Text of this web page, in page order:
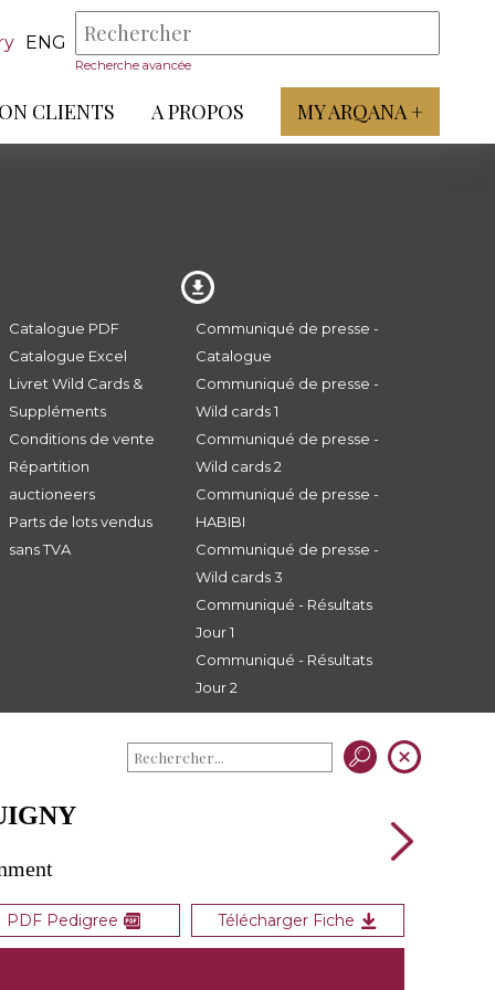
ENG
Recherche avancée
CLIENTS A PROPOS MY ARQANA +
Catalogue PDF
Catalogue Excel
Livret Wild Cards &
Suppléments
Conditions de vente
Répartition
auctioneers
Parts de lots vendus
sans TVA
Communiqué de presse -
Catalogue
Communiqué de presse -
Wild cards 1
Communiqué de presse -
Wild cards 2
Communiqué de presse -
HABIBI
Communiqué de presse -
Wild cards 3
Communiqué - Résultats
Jour 1
Communiqué - Résultats
Jour 2
PDF Pedigree Télécharger Fiche